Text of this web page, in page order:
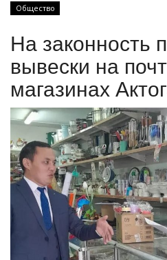
КАЗАХСТАН
МИР
СПЕЦПРОЕКТЫ
СПОРТ
Чек-лист
Общество
На законность
вывески на
магазинах